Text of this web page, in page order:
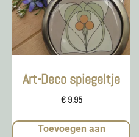
Art-Deco spiegeltje
€9,95
Toevoegen aan